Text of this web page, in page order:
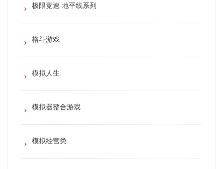
极限竞速 地平线系列
格斗游戏
模拟人生
模拟器整合游戏
模拟经营类